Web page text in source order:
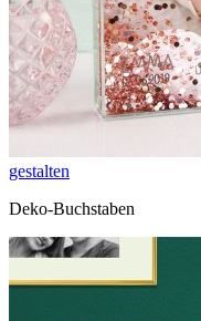
gestalten
Deko-Buchstaben